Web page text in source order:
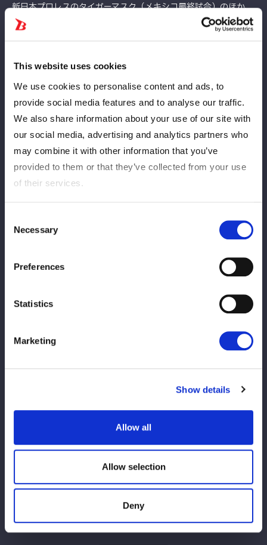
This website uses cookies
We use cookies to personalise content and ads, to
provide social media features and to analyse our traffic.
We also share information about your use of our site with
our social media, advertising and analytics partners who
may combine it with other information that you’ve
provided to them or that they’ve collected from your use
of their services.
Selection
Necessary
Preferences
Statistics
Marketing
Show details
Allow all
Allow selection
Deny
新日本プロレスのタイガーマスク（メキシコ最終試合）のほか、
エル・ファンタズモ、KONOSUKE TAKESHITA、石森太二、ロ
うか。
ぜひ吏南選手の活躍に期待しましょう！
[Informações da conferência]
◆日程：6月19日（金／現地時間）
＜出場選手＞
●KONOSUKE TAKESHITA（AEW、DDT、NJPW）
●ロビー・エックス（Unbound Co.）